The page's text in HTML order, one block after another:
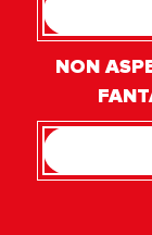
NON